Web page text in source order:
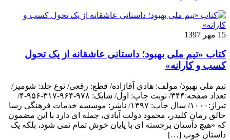
15 مهر 1397
کتاب «تیم ملی بهبود؛ داستانی عاشقانه از یک تحول
کسب و کارانه»
تیم ملی بهبود/ مولف: هادی آقازاده/ قطع: رقعی/ نوع جلد: شومیز/
تعداد صفحه:۳۴۴/ نوبت چاپ: اول/ شابک: ۹۷۸-۹۶۴-۳۱۷-۹۵۶-۴/
تیراژ:۱۰۰۰/ سال چاپ: ۱۳۹۷/ ناشر: موسسه خدمات فرهنگی رسا
خالق رمانِ کلیدر، محمود دولت آبادی، جمله ای دارد با این مضمون
که «هیچ داستان برجسته ای با پایان خوش تمام نمی شود، بلکه یک
داستان خوب […]